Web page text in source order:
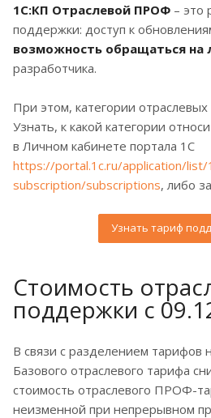
1С:КП Отраслевой ПРОФ – это
поддержки: доступ к
возможность обращаться на
разработчика.
При этом, категории
Узнать, к какой категории
в Личном кабинете портала 1С
https://portal.1c.ru/application/list/
subscription/subscriptions, либо
Узнать тариф
Стоимость
поддержки с
В связи с разделением тарифов
Базового отраслевого тарифа
стоимость отраслевого ПРОФ-
неизменной при непрерывном